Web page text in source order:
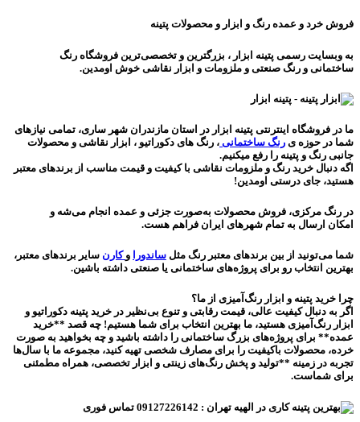
فروش خرد و عمده رنگ و ابزار و محصولات پتینه
به وبسایت رسمی پتینه ابزار ، بزرگترین و تخصصی‌ترین فروشگاه رنگ
ساختمانی و رنگ صنعتی و ملزومات و ابزار نقاشی خوش اومدین.
ما در فروشگاه اینترنتی پتینه ابزار در استان مازندران شهر ساری، تمامی نیازهای
شما در حوزه ی رنگ ساختمانی ، رنگ های دکوراتیو ، ابزار نقاشی و محصولات
جانبی رنگ و پتینه را رفع میکنیم.
اگه دنبال خرید رنگ و ملزومات نقاشی با کیفیت و قیمت مناسب از برندهای معتبر
هستید، جای درستی اومدین!
در رنگ مرکزی، فروش محصولات به‌صورت جزئی و عمده انجام می‌شه و
امکان ارسال به تمام شهرهای ایران فراهم هست.
شما می‌تونید از بین برندهای معتبر رنگ مثل ساندورا و کارن سایر برندهای معتبر،
بهترین انتخاب رو برای پروژه‌های ساختمانی یا صنعتی داشته باشین.
چرا خرید پتینه و ابزار رنگ‌آمیزی از ما؟
اگر به دنبال کیفیت عالی، قیمت رقابتی و تنوع بی‌نظیر در خرید پتینه دکوراتیو و
ابزار رنگ‌آمیزی هستید، ما بهترین انتخاب برای شما هستیم! چه قصد **خرید
عمده** برای پروژه‌های بزرگ ساختمانی را داشته باشید و چه بخواهید به صورت
خرده، محصولات باکیفیت را برای مصارف شخصی تهیه کنید، مجموعه ما با سال‌ها
تجربه در زمینه **تولید و پخش رنگ‌های زینتی و ابزار تخصصی، همراه مطمئنی
برای شماست.